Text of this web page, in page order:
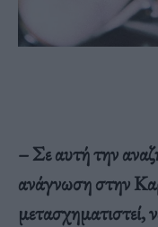
– Σε αυτή την
ανάγνωση στην
μετασχηματιστεί,